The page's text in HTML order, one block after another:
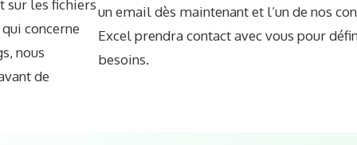
sur les fichiers
concerne
nous
de
un email dès maintenant et l’un de nos
Excel prendra contact avec vous pour
besoins.